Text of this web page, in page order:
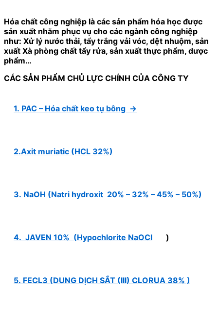
Hóa chất công nghiệp là các sản phẩm hóa học được
sản xuất nhằm phục vụ cho các ngành công nghiệp
như: Xử lý nước thải, tẩy trắng vải vóc, dệt nhuộm, sản
xuất Xà phòng chất tẩy rửa, sản xuất thực phẩm, dược
phẩm…
CÁC SẢN PHẨM CHỦ LỰC CHÍNH CỦA CÔNG TY
1. PAC – Hóa chất keo tụ bông →
2.Axit muriatic (HCL 32%)
3. NaOH (Natri hydroxit 20% – 32% – 45% – 50%)
4. JAVEN 10% (Hypochlorite NaOCl )
5. FECL3 (DUNG DỊCH SẮT (III) CLORUA 38% )